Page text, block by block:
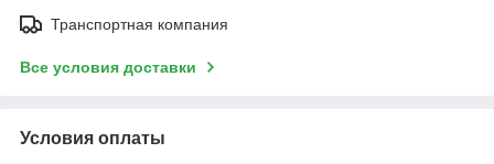
Транспортная компания
Все условия доставки
Условия оплаты